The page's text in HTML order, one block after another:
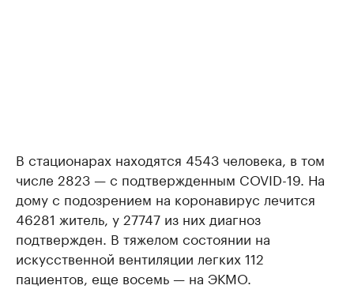
В стационарах находятся 4543 человека, в том
числе 2823 — с подтвержденным COVID-19. На
дому с подозрением на коронавирус лечится
46281 житель, у 27747 из них диагноз
подтвержден. В тяжелом состоянии на
искусственной вентиляции легких 112
пациентов, еще восемь — на ЭКМО.